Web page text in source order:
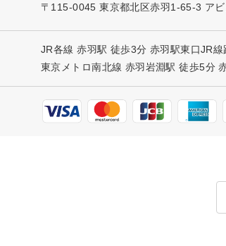
〒115-0045 東京都北区赤羽1-65-3 ア
JR各線 赤羽駅 徒歩3分 赤羽駅東口JR
東京メトロ南北線 赤羽岩淵駅 徒歩5分